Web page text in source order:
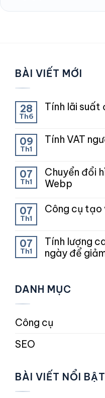
BÀI VIẾT MỚI
28
Th6
Tính lãi suất
09
Th1
Tính VAT
07
Th1
Chuyển đổi
Webp
07
Th1
Công cụ tạo
07
Th1
Tính lượng
ngày để
DANH MỤC
Công cụ
SEO
BÀI VIẾT NỔI BẬT